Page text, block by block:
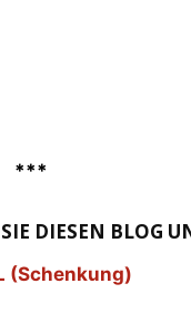
***
DIESEN BLOG
(Schenkung)